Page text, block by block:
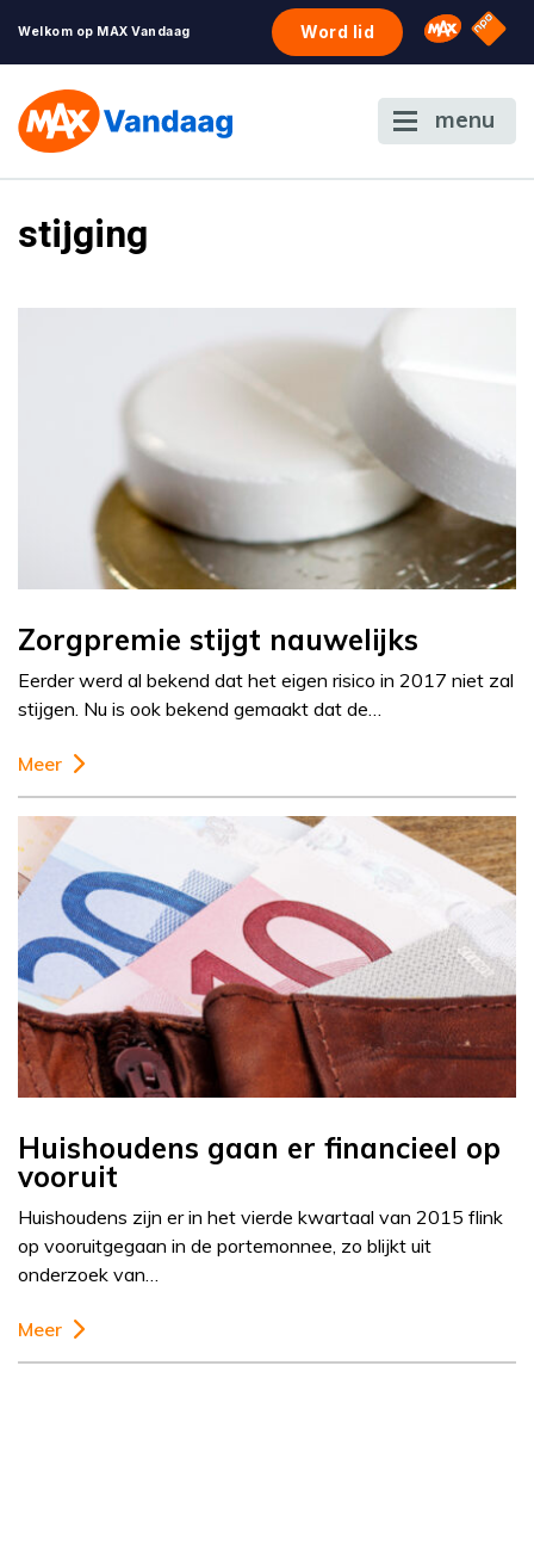
Welkom op MAX Vandaag Word lid Omroep
NPO
menu
stijging
Zorgpremie stijgt nauwelijks
Eerder werd al bekend dat het eigen risico in 2017 niet zal
stijgen. Nu is ook bekend gemaakt dat de…
Meer
Huishoudens gaan er financieel op
vooruit
Huishoudens zijn er in het vierde kwartaal van 2015 flink
op vooruitgegaan in de portemonnee, zo blijkt uit
onderzoek van…
Meer